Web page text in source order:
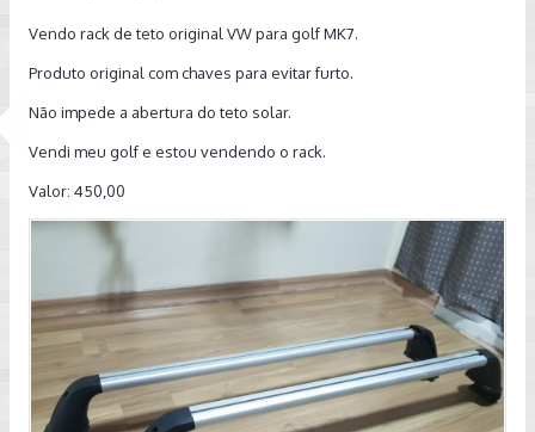
Vendo rack de teto original VW para golf MK7.
Produto original com chaves para evitar furto.
Não impede a abertura do teto solar.
Vendi meu golf e estou vendendo o rack.
Valor: 450,00